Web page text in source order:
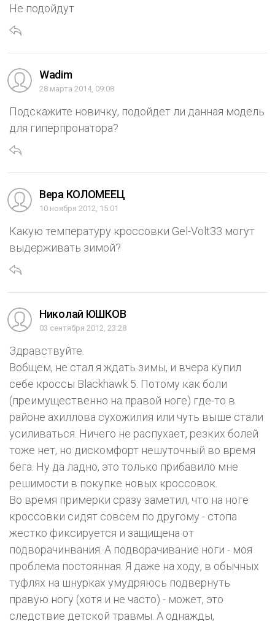
Не подойдут
Wadim
28 марта 2014, 09:08
Подскажите новичку, подойдет ли данная модель
для гиперпронатора?
Вера КОЛОМЕЕЦ
10 ноября 2012, 15:01
Какую температуру кроссовки Gel-Volt33 могут
выдерживать зимой?
Николай ЮШКОВ
03 сентября 2012, 23:28
Здравствуйте.
Вобщем, не стал я ждать зимы, и вчера купил
себе кроссы Blackhawk 5. Потому как боли
(преимущественно на правой ноге) где-то в
районе ахиллова сухожилия или чуть выше стали
усиливаться. Ничего не распухает, резких болей
тоже нет, но дискомфорт нешуточный во время
бега. Ну да ладно, это только прибавило мне
решимости в покупке новых кроссовок.
Во время примерки сразу заметил, что на ноге
кроссовки сидят совсем по другому - стопа
жестко фиксируется и защищена от
подворачинвания. А подворачивание ноги - моя
проблема постоянная. Я даже на ходу, в обычных
туфлях на шнурках умудряюсь подвернуть
правую ногу (хотя и не часто) - может, это
следствие детской травмы. А однажды,